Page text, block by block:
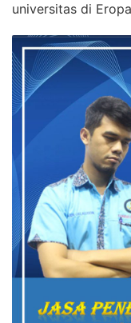
universitas di